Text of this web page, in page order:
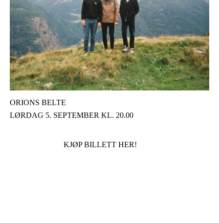
ORIONS BELTE
LØRDAG 5. SEPTEMBER KL. 20.00
KJØP BILLETT HER!